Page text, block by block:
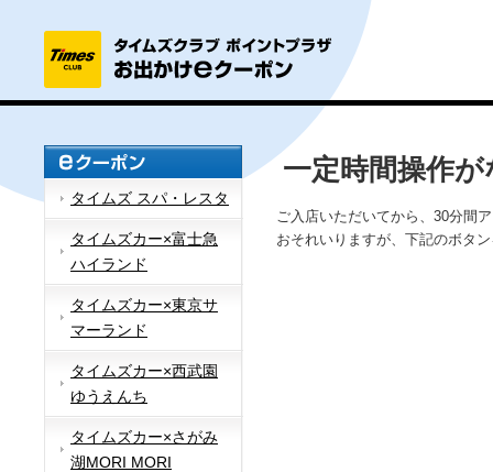
タイムズ スパ・レスタ
タイムズカー×富士急
ハイランド
タイムズカー×東京サ
マーランド
タイムズカー×西武園
ゆうえんち
タイムズカー×さがみ
湖MORI MORI
一定時間操作
ご入店いただいてから、30分間
おそれいりますが、下記のボタ